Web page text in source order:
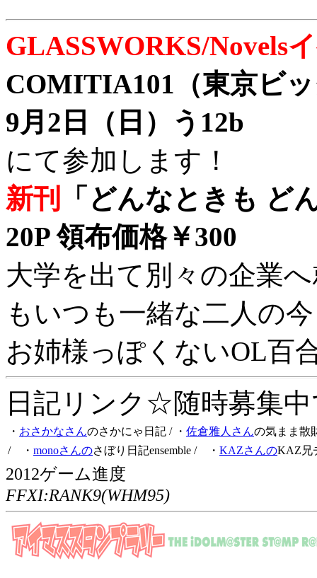
GLASSWORKS/Novels
COMITIA101（東京ビ
9月2日（日）う12b
にて参加します！
新刊
「どんなときも ど
20P 領布価格￥300
大学を出て別々の企業
もいつも一緒な二人の
お姉様っぽくないOL百
日記リンク☆随時募集
・ おさかなさんのさかにゃ日記 / ・ 佐倉雅人さんの気まま散
/ ・ monoさんのさぼり日記ensemble / ・ KAZさんのKAZ兄
2012ゲーム進度
FFXI:RANK9(WHM95)